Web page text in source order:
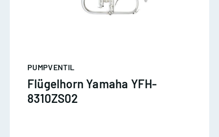
PUMPVENTIL
Flügelhorn Yamaha YFH-
8310ZS02